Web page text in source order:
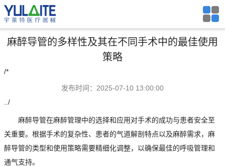
麻醉导管的多样性及其在不同手术中的最佳使用
策略
/*
发布时间：2025-07-10 13:00:00
../
麻醉导管在麻醉管理中的选择和应用对手术的成功与患者安全至
关重要。根据手术的复杂性、患者的气道解剖特点以及麻醉需求，麻
醉导管的类型和使用策略需要精细化调整，以确保最佳的呼吸管理和
通气支持。